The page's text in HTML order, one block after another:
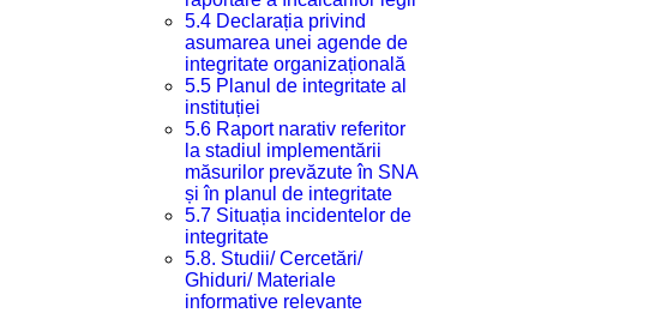
5.4 Declarația privind
asumarea unei agende de
integritate organizațională
5.5 Planul de integritate al
instituției
5.6 Raport narativ referitor
la stadiul implementării
măsurilor prevăzute în SNA
și în planul de integritate
5.7 Situația incidentelor de
integritate
5.8. Studii/ Cercetări/
Ghiduri/ Materiale
informative relevante